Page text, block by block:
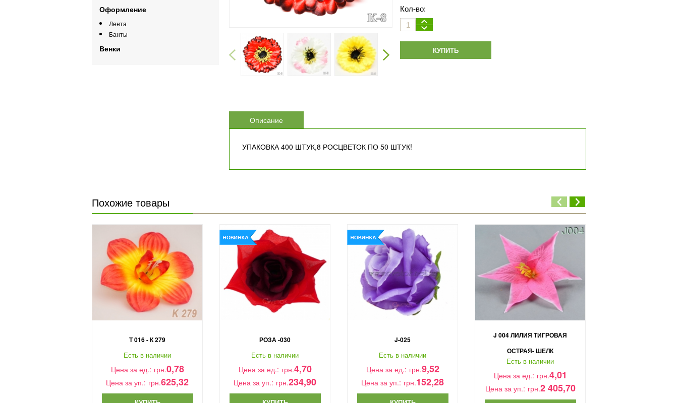
Оформление
Лента
Банты
Венки
Кол-во:
КУПИТЬ
Описание
УПАКОВКА 400 ШТУК,8 РОСЦВЕТОК ПО 50 ШТУК!
Похожие товары
Т 016 - К 279
Есть в наличии
Цена за ед.: грн.0,78
Цена за уп.: грн.625,32
РОЗА -030
Есть в наличии
Цена за ед.: грн.4,70
Цена за уп.: грн.234,90
J-025
Есть в наличии
Цена за ед.: грн.9,52
Цена за уп.: грн.152,28
J 004 ЛИЛИЯ ТИГРОВАЯ
ОСТРАЯ- ШЕЛК
Есть в наличии
Цена за ед.: грн.4,01
Цена за уп.: грн.2 405,70